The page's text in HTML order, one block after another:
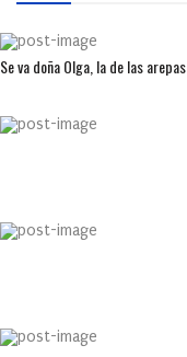
Se va doña Olga, la de las arepas